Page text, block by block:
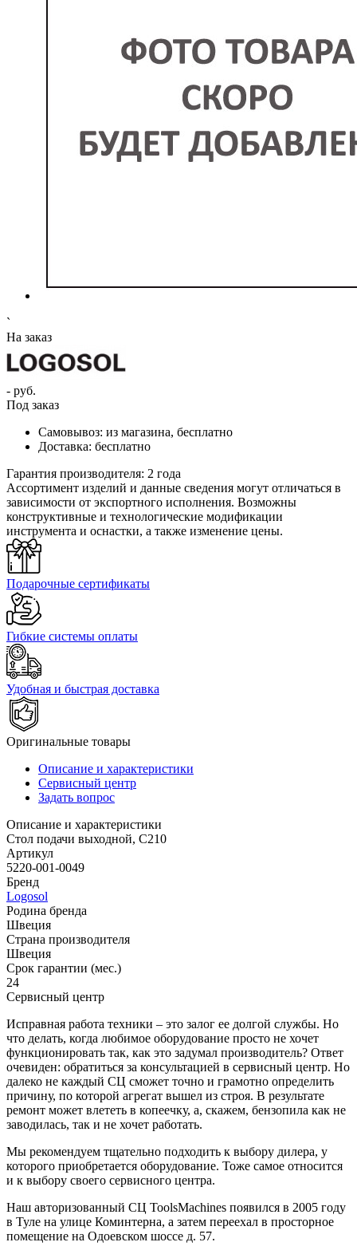
`
На заказ
- руб.
Под заказ
Самовывоз: из магазина, бесплатно
Доставка: бесплатно
Гарантия производителя: 2 года
Ассортимент изделий и данные сведения могут отличаться в
зависимости от экспортного исполнения. Возможны
конструктивные и технологические модификации
инструмента и оснастки, а также изменение цены.
Подарочные сертификаты
Гибкие системы оплаты
Удобная и быстрая доставка
Оригинальные товары
Описание и характеристики
Сервисный центр
Задать вопрос
Описание и характеристики
Стол подачи выходной, C210
Артикул
5220-001-0049
Бренд
Logosol
Родина бренда
Швеция
Страна производителя
Швеция
Срок гарантии (мес.)
24
Сервисный центр
Исправная работа техники – это залог ее долгой службы. Но
что делать, когда любимое оборудование просто не хочет
функционировать так, как это задумал производитель? Ответ
очевиден: обратиться за консультацией в сервисный центр. Но
далеко не каждый СЦ сможет точно и грамотно определить
причину, по которой агрегат вышел из строя. В результате
ремонт может влететь в копеечку, а, скажем, бензопила как не
заводилась, так и не хочет работать.
Мы рекомендуем тщательно подходить к выбору дилера, у
которого приобретается оборудование. Тоже самое относится
и к выбору своего сервисного центра.
Наш авторизованный СЦ ToolsMachines появился в 2005 году
в Туле на улице Коминтерна, а затем переехал в просторное
помещение на Одоевском шоссе д. 57.